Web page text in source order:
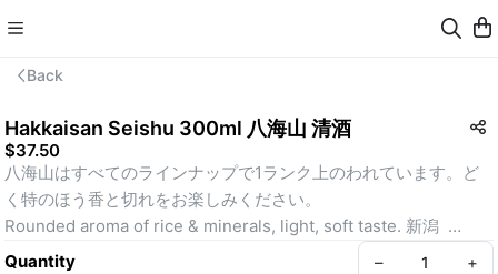
Back
Hakkaisan Seishu 300ml 八海山 清酒
$37.50
八海山はすべてのラインナップで1ランク上のわれています。ど
く特のほう香と切れをお楽しみください。
Rounded aroma of rice & minerals, light, soft taste. 新潟
Niigata    Dryness +5
Quantity – +